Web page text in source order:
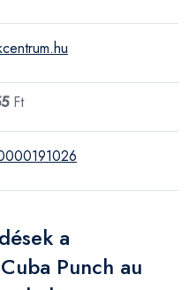
Ft
a
Punch au